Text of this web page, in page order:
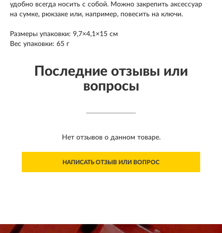
удобно всегда носить с собой. Можно закрепить аксессуар
на сумке, рюкзаке или, например, повесить на ключи.
Размеры упаковки: 9,7×4,1×15 см
Вес упаковки: 65 г
Последние отзывы или
вопросы
Нет отзывов о данном товаре.
НАПИСАТЬ ОТЗЫВ ИЛИ ВОПРОС